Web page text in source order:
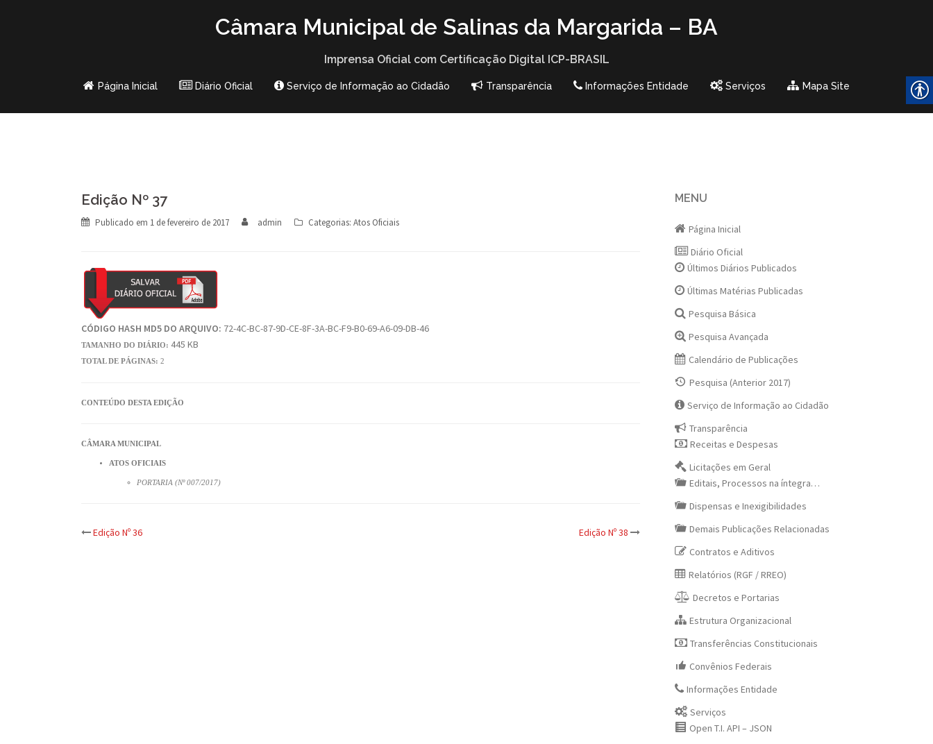
Câmara Municipal de Salinas da Margarida – BA
Imprensa Oficial com Certificação Digital ICP-BRASIL
Página Inicial Diário Oficial Serviço de Informação ao Cidadão Transparência Informações Entidade Serviços Mapa Site
Edição Nº 37
Publicado em 1 de fevereiro de 2017 admin Categorias: Atos Oficiais
CÓDIGO HASH MD5 DO ARQUIVO: 72-4C-BC-87-9D-CE-8F-3A-BC-F9-B0-69-A6-09-DB-46
TAMANHO DO DIÁRIO: 445 KB
TOTAL DE PÁGINAS: 2
CONTEÚDO DESTA EDIÇÃO
CÂMARA MUNICIPAL
ATOS OFICIAIS
PORTARIA (Nº 007/2017)
Post
Edição Nº 36 Edição Nº 38
MENU
Página Inicial
Diário Oficial
Últimos Diários Publicados
Últimas Matérias Publicadas
Pesquisa Básica
Pesquisa Avançada
Calendário de Publicações
Pesquisa (Anterior 2017)
Serviço de Informação ao Cidadão
Transparência
Receitas e Despesas
Licitações em Geral
Editais, Processos na íntegra…
Dispensas e Inexigibilidades
Demais Publicações Relacionadas
Contratos e Aditivos
Relatórios (RGF / RREO)
Decretos e Portarias
Estrutura Organizacional
Transferências Constitucionais
Convênios Federais
Informações Entidade
Serviços
Open T.I. API – JSON